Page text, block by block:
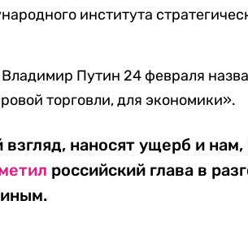
института
Путин 24 февраля
торговли, для экономики».
наносят ущерб и
российский глава в